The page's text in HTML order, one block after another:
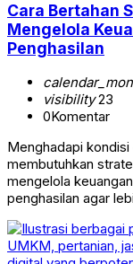
Cara Bertahan
Mengelola
Penghasilan
visibility23
0Komentar
Menghadapi
membutuhkan
mengelola
penghasilan agar